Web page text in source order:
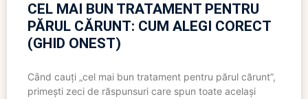
CEL MAI BUN TRATAMENT PENTRU
PĂRUL CĂRUNT: CUM ALEGI CORECT
(GHID ONEST)
Când cauți „cel mai bun tratament pentru părul cărunt”,
primești zeci de răspunsuri care spun toate același